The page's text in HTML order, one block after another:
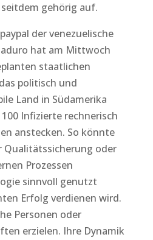
gehörig auf.
der venezuelische
hat am Mittwoch
staatlichen
politisch und
Land in Südamerika
Infizierte rechnerisch
anstecken. So könnte
Qualitätssicherung oder
Prozessen
sinnvoll genutzt
Erfolg verdienen wird.
Personen oder
erzielen. Ihre Dynamik